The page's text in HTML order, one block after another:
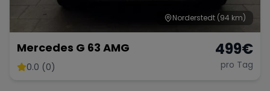
Norderstedt (94 km)
Mercedes G 63 AMG
0.0 (0)
499€
pro Tag